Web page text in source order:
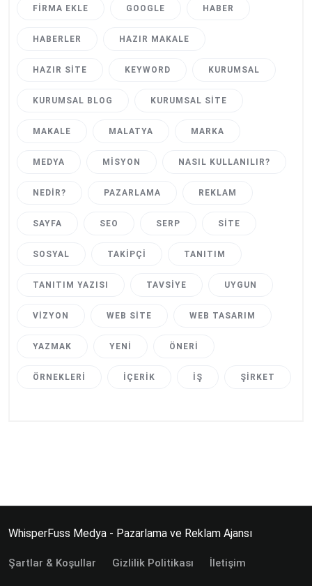
FIRMA EKLE GOOGLE HABER
HABERLER HAZIR MAKALE
HAZIR SITE KEYWORD KURUMSAL
KURUMSAL BLOG KURUMSAL SITE
MAKALE MALATYA MARKA
MEDYA MISYON NASIL KULLANILIR?
NEDIR? PAZARLAMA REKLAM
SAYFA SEO SERP SITE
SOSYAL TAKIPÇI TANITIM
TANITIM YAZISI TAVSIYE UYGUN
VIZYON WEB SITE WEB TASARIM
YAZMAK YENI ÖNERI
ÖRNEKLERI İÇERIK İŞ ŞIRKET
WhisperFuss Medya - Pazarlama ve Reklam Ajansı
Şartlar & Koşullar Gizlilik Politikası İletişim